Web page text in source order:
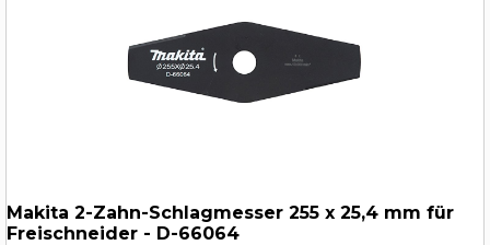
Makita 2-Zahn-Schlagmesser 255 x 25,4 mm für
Freischneider - D-66064